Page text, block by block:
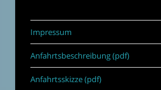
Impressum
Anfahrtsbeschreibung (pdf)
Anfahrtsskizze (pdf)